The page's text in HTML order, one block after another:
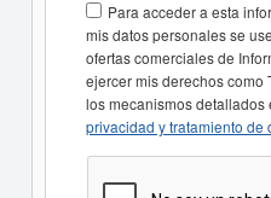
Para acceder a esta
mis datos personales se
ofertas comerciales de
ejercer mis derechos como
los mecanismos detallados
privacidad y tratamiento de